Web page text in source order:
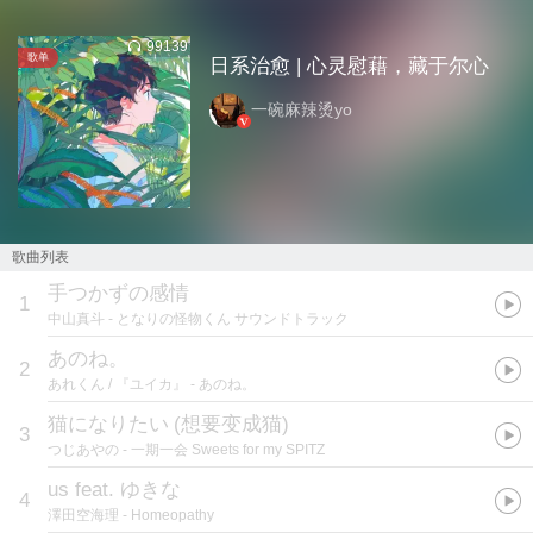
歌单
99139
日系治愈 | 心灵慰藉，藏于尔心
一碗麻辣烫yo
歌曲列表
1 手つかずの感情
中山真斗 - となりの怪物くん サウンドトラック
2 あのね。
あれくん / 『ユイカ』 - あのね。
3 猫になりたい (想要变成猫)
つじあやの - 一期一会 Sweets for my SPITZ
4 us feat. ゆきな
澤田空海理 - Homeopathy